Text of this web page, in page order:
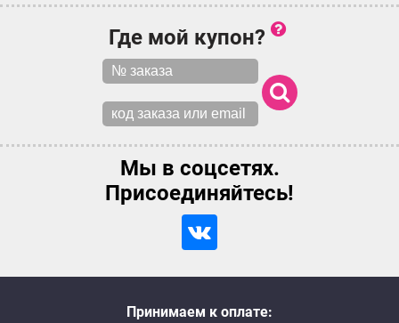
Где мой купон?
Мы в соцсетях.
Присоединяйтесь!
Принимаем к оплате: